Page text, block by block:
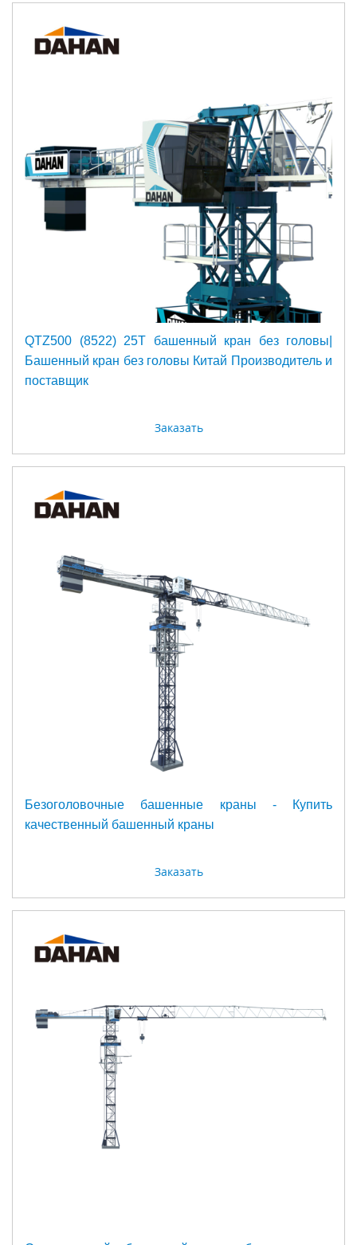
QTZ500 (8522) 25Т башенный кран без головы|
Башенный кран без головы Китай Производитель и
поставщик
Заказать
Безоголовочные башенные краны - Купить
качественный башенный краны
Заказать